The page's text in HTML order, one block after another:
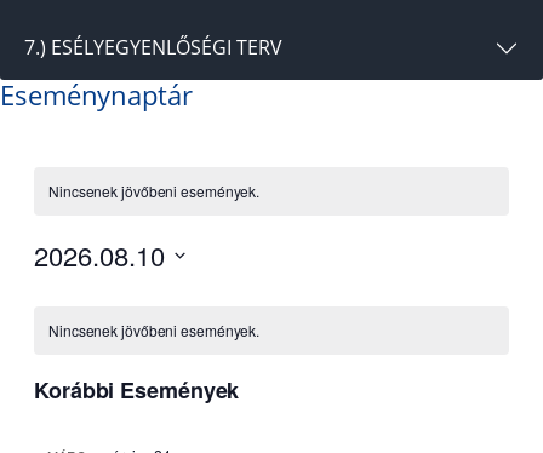
7.) ESÉLYEGYENLŐSÉGI TERV
Eseménynaptár